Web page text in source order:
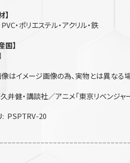
】
・ポリエステル・アクリル・鉄
国】
はイメージ画像の為、実物とは異なる
井健・講談社／アニメ「東京リベンジャ
PSPTRV-20